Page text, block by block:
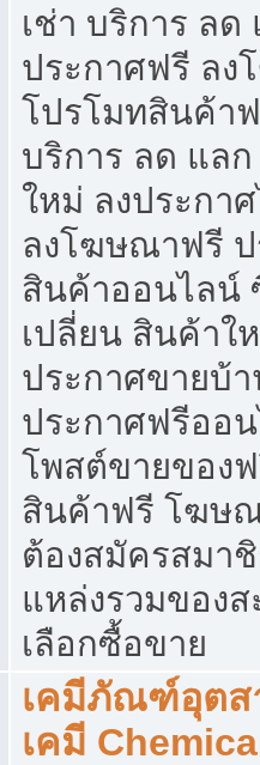
เช่า บริการ ลด
ประกาศฟรี ล
โปรโมทสินค้า
บริการ ลด แล
ใหม่ ลงประกา
ลงโฆษณาฟรี
สินค้าออนไลน์
เปลี่ยน สินค้าใ
ประกาศขายบ้
ประกาศฟรีออ
โพสต์ขายของ
สินค้าฟรี โฆษ
ต้องสมัครสมา
แหล่งรวมของ
เลือกซื้อขาย
เคมีภัณฑ์อุตส
เคมี